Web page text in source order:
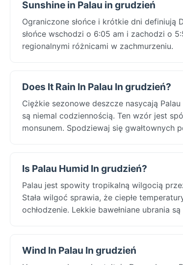
Sunshine in Palau in grudzień
Ograniczone słońce i krótkie dni definiują
słońce wschodzi o 6:05 am i zachodzi o
regionalnymi różnicami w zachmurzeniu.
Does It Rain In Palau In grudzień?
Ciężkie sezonowe deszcze nasycają
są niemal codziennością. Ten wzór jest
monsunem. Spodziewaj się gwałtownych
Is Palau Humid In grudzień?
Palau jest spowity tropikalną wilgocią
Stała wilgoć sprawia, że ciepłe
ochłodzenie. Lekkie bawełniane ubrania
Wind In Palau In grudzień